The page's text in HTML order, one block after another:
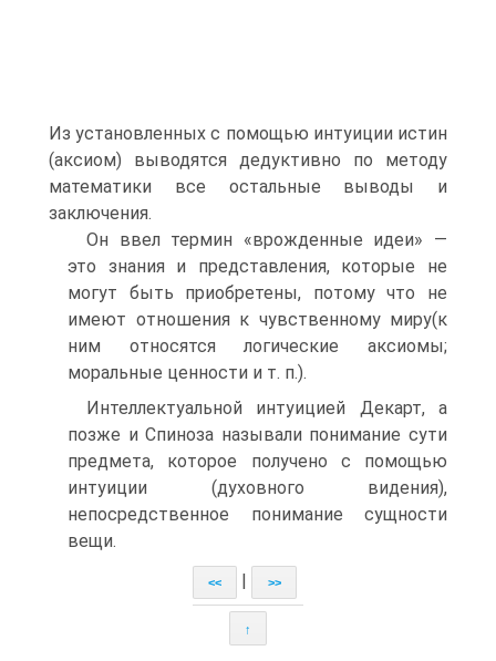
Из установленных с помощью интуиции истин
(аксиом) выводятся дедуктивно по методу
математики все остальные выводы и
заключения.
Он ввел термин «врожденные идеи» —
это знания и представления, которые не
могут быть приобретены, потому что не
имеют отношения к чувственному миру(к
ним относятся логические аксиомы;
моральные ценности и т. п.).
Интеллектуальной интуицией Декарт, а
позже и Спиноза называли понимание сути
предмета, которое получено с помощью
интуиции (духовного видения),
непосредственное понимание сущности
вещи.
<< >>
↑